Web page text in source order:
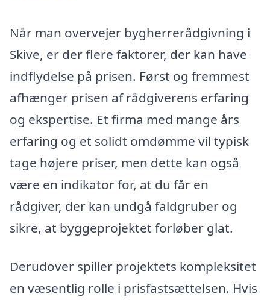
Når man overvejer bygherrerådgivning i
Skive, er der flere faktorer, der kan have
indflydelse på prisen. Først og fremmest
afhænger prisen af rådgiverens erfaring
og ekspertise. Et firma med mange års
erfaring og et solidt omdømme vil typisk
tage højere priser, men dette kan også
være en indikator for, at du får en
rådgiver, der kan undgå faldgruber og
sikre, at byggeprojektet forløber glat.
Derudover spiller projektets kompleksitet
en væsentlig rolle i prisfastsættelsen. Hvis